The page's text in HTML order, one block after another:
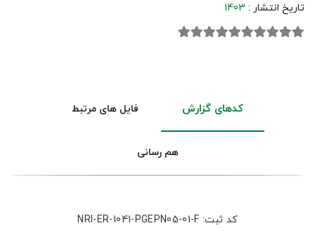
تاریخ انتشار : 1403
کدهای گزارش فایل های مرتبط
هم رسانی
کد ثبت: NRI-ER-1041-PGEPN05-01-F